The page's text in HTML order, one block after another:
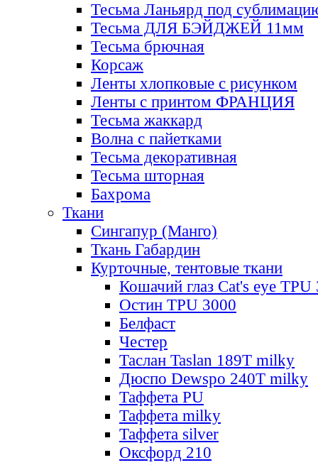
Тесьма Ланьярд под
Тесьма ДЛЯ БЭЙДЖЕЙ 11мм
Тесьма брючная
Корсаж
Ленты хлопковые с рисунком
Ленты с принтом ФРАНЦИЯ
Тесьма жаккард
Волна с пайетками
Тесьма декоративная
Тесьма шторная
Бахрома
Ткани
Сингапур (Манго)
Ткань Габардин
Курточные, тентовые ткани
Кошачий глаз Cat's eye TPU
Остин TPU 3000
Белфаст
Честер
Таслан Taslan 189T milky
Дюспо Dewspo 240T milky
Таффета PU
Таффета milky
Таффета silver
Оксфорд 210